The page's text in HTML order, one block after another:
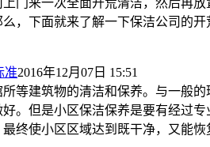
，下面就来了解一下保洁公司的开
准2016年12月07日 15:51
等建筑物的清洁和保养。与一般
。但是小区保洁保养是要有经过
终使小区区域达到既干净，又能恢